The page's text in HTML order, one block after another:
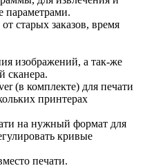
параметрами.
старых заказов, время
изображений, а так-же
сканера.
(в комплекте) для печати
принтерах
на нужный формат для
кривые
печати.